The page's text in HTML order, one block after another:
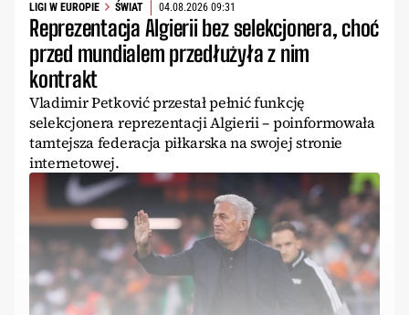
LIGI W EUROPIE ŚWIAT 04.08.2026 09:31
Reprezentacja Algierii bez selekcjonera, choć
przed mundialem przedłużyła z nim
kontrakt
Vladimir Petković przestał pełnić funkcję
selekcjonera reprezentacji Algierii – poinformowała
tamtejsza federacja piłkarska na swojej stronie
internetowej.